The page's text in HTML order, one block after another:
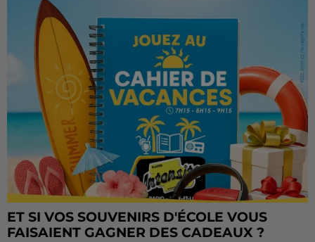
ET SI VOS SOUVENIRS D'ÉCOLE VOUS
FAISAIENT GAGNER DES CADEAUX ?